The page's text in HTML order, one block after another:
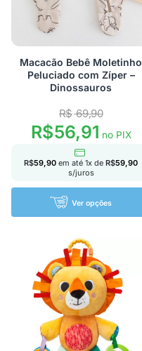
Macacão Bebê Moletinho
Peluciado com Zíper –
Dinossauros
R$69,90
R$56,91 no PIX
R$59,90 em até 1x de R$59,90
s/juros
Ver opções